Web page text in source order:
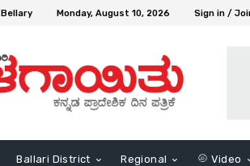
Bellary Monday, August 10, 2026 Sign in /
Ballari District Regional Video